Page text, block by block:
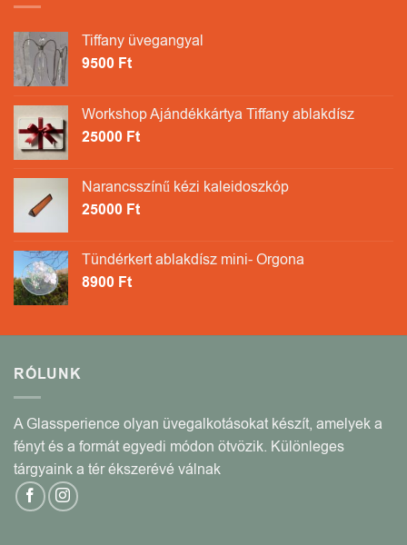
Tiffany üvegangyal
9500 Ft
Workshop Ajándékkártya Tiffany ablakdísz
25000 Ft
Narancsszínű kézi kaleidoszkóp
25000 Ft
Tündérkert ablakdísz mini- Orgona
8900 Ft
RÓLUNK
A Glassperience olyan üvegalkotásokat készít, amelyek a
fényt és a formát egyedi módon ötvözik. Különleges
tárgyaink a tér ékszerévé válnak